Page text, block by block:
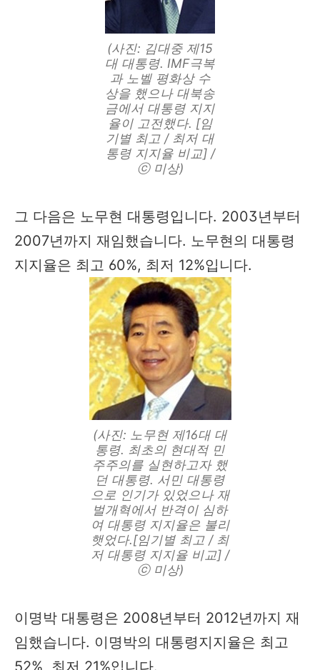
(사진: 김대중 제15
대 대통령. IMF극복
과 노벨 평화상 수
상을 했으나 대북송
금에서 대통령 지지
율이 고전했다. [임
기별 최고 / 최저 대
통령 지지율 비교] /
ⓒ 미상)
그 다음은 노무현 대통령입니다. 2003년부터
2007년까지 재임했습니다. 노무현의 대통령
지지율은 최고 60%, 최저 12%입니다.
(사진: 노무현 제16대 대
통령. 최초의 현대적 민
주주의를 실현하고자 했
던 대통령. 서민 대통령
으로 인기가 있었으나 재
벌개혁에서 반격이 심하
여 대통령 지지율은 불리
햇었다.[임기별 최고 / 최
저 대통령 지지율 비교] /
ⓒ 미상)
이명박 대통령은 2008년부터 2012년까지 재
임했습니다. 이명박의 대통령지지율은 최고